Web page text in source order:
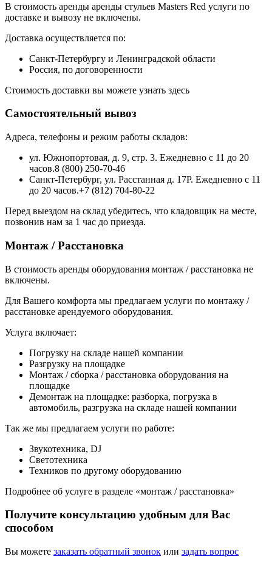
В стоимость аренды аренды стульев Masters Red услуги по
доставке и вывозу не включены.
Доставка осуществляется по:
Санкт-Петербургу и Ленинградской области
Россия, по договоренности
Стоимость доставки вы можете узнать здесь
Самостоятельный вывоз
Адреса, телефоны и режим работы складов:
ул. Южнопортовая, д. 9, стр. 3. Ежедневно с 11 до 20
часов.8 (800) 250-70-46
Санкт-Петербург, ул. Расстанная д. 17Р. Ежедневно с 11
до 20 часов.+7 (812) 704-80-22
Перед выездом на склад убедитесь, что кладовщик на месте,
позвонив нам за 1 час до приезда.
Монтаж / Расстановка
В стоимость аренды оборудования монтаж / расстановка не
включены.
Для Вашего комфорта мы предлагаем услуги по монтажу /
расстановке арендуемого оборудования.
Услуга включает:
Погрузку на складе нашей компании
Разгрузку на площадке
Монтаж / сборка / расстановка оборудования на
площадке
Демонтаж на площадке: разборка, погрузка в
автомобиль, разгрузка на складе нашей компании
Так же мы предлагаем услуги по работе:
Звукотехника, DJ
Светотехника
Техников по другому оборудованию
Подробнее об услуге в разделе «монтаж / расстановка»
Получите консультацию удобным для Вас
способом
Вы можете заказать обратный звонок или задать вопрос